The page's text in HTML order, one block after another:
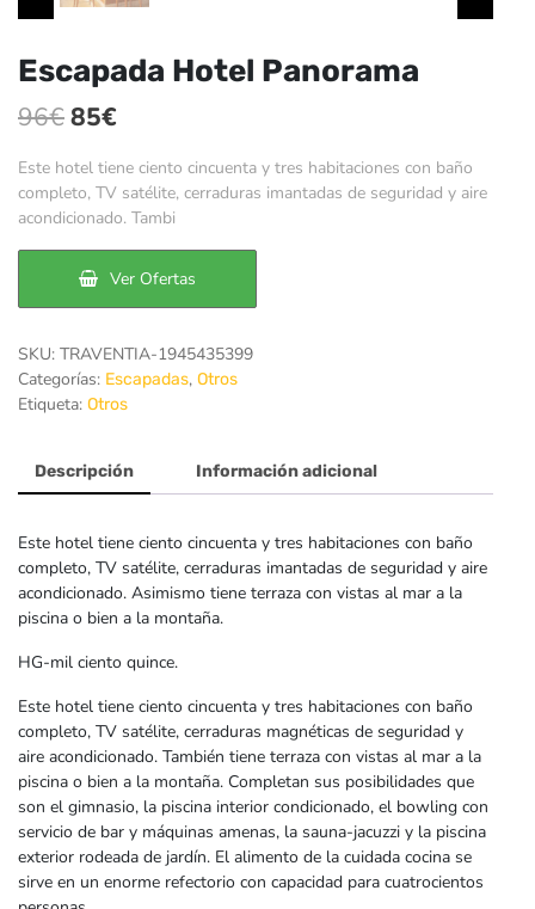
Escapada Hotel Panorama
96€El
precio
original
era:
96€.
85€
precio
actual
es:
85€.
Este hotel tiene ciento cincuenta y tres habitaciones con baño
completo, TV satélite, cerraduras imantadas de seguridad y aire
acondicionado. Tambi
Ver Ofertas
SKU: TRAVENTIA-1945435399
Categorías: Escapadas, Otros
Etiqueta: Otros
Descripción Información adicional
Este hotel tiene ciento cincuenta y tres habitaciones con baño
completo, TV satélite, cerraduras imantadas de seguridad y aire
acondicionado. Asimismo tiene terraza con vistas al mar a la
piscina o bien a la montaña.
HG-mil ciento quince.
Este hotel tiene ciento cincuenta y tres habitaciones con baño
completo, TV satélite, cerraduras magnéticas de seguridad y
aire acondicionado. También tiene terraza con vistas al mar a la
piscina o bien a la montaña. Completan sus posibilidades que
son el gimnasio, la piscina interior condicionado, el bowling con
servicio de bar y máquinas amenas, la sauna-jacuzzi y la piscina
exterior rodeada de jardín. El alimento de la cuidada cocina se
sirve en un enorme refectorio con capacidad para cuatrocientos